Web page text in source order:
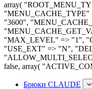
array(
"3600",
"MAX_LEVEL" => "1",
"USE_EXT" => "N",
false, array(
Брюки CLAUDE